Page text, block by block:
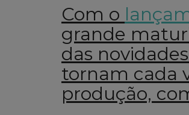
Com o
grande
das
tornam cada
produção,